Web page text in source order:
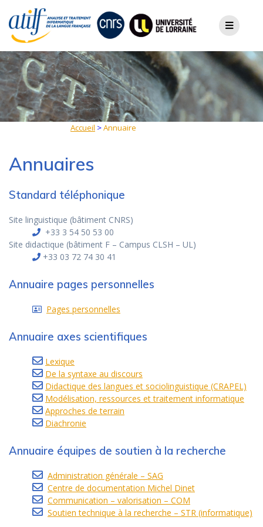
content
Accueil >Annuaire
Annuaires
Standard téléphonique
Site linguistique (bâtiment CNRS)
+33 3 54 50 53 00
Site didactique (bâtiment F – Campus CLSH – UL)
+33 03 72 74 30 41
Annuaire pages personnelles
Pages personnelles
Annuaire axes scientifiques
Lexique
De la syntaxe au discours
Didactique des langues et sociolinguistique (CRAPEL)
Modélisation, ressources et traitement informatique
Approches de terrain
Diachronie
Annuaire équipes de soutien à la recherche
Administration générale – SAG
Centre de documentation Michel Dinet
Communication – valorisation – COM
Soutien technique à la recherche – STR (informatique)